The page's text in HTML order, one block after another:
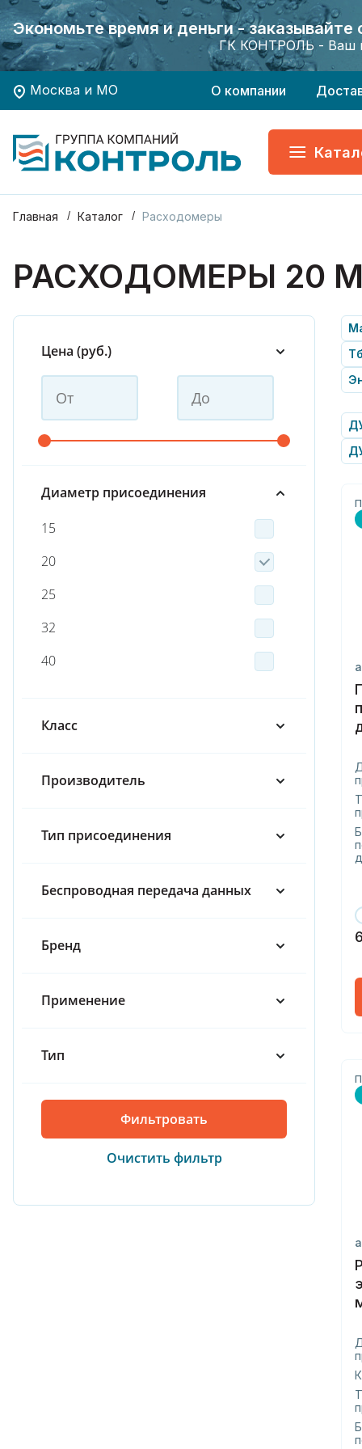
Экономьте время и деньги -
ГК КОНТРОЛЬ - Ваш
Хотите заказать поверку приборов учета?
Экономьте время и деньги -
ГК КОНТРОЛЬ - Ваш
Хотите заказать поверку приборов учета?
Москва и МО О компании
Главная Каталог Расходомеры
РАСХОДОМЕРЫ 20
Цена (руб.)
Диаметр присоединения
15
20
25
32
40
65
100
150
250
400
Ду 15
Класс
Производитель
Тип присоединения
Беспроводная передача данных
Бренд
Применение
Тип